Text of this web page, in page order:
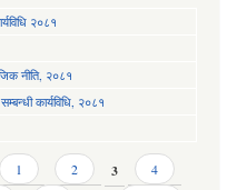
२०८१
नीति, २०८१
कार्यविधि, २०८१
1 2 3
4